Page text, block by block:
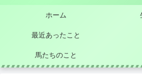
ホーム
最近あったこと
馬たちのこと